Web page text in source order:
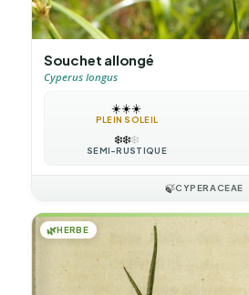
Souchet allongé
Cyperus longus
☀️☀️☀️
PLEIN SOLEIL
❄️❄️❄️
SEMI-RUSTIQUE
🍃CYPERACEAE
🌿HERBE